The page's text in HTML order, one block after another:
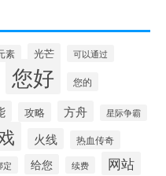
素 光芒 可以通过
您好 您的
攻略 方舟 星际争霸
火线 热血传奇
定 给您 续费 网站